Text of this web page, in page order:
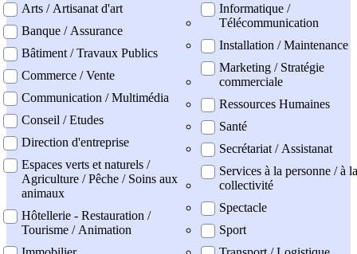
Arts / Artisanat d'art
Banque / Assurance
Bâtiment / Travaux Publics
Commerce / Vente
Communication / Multimédia
Conseil / Etudes
Direction d'entreprise
Espaces verts et naturels /
Agriculture / Pêche / Soins aux
animaux
Hôtellerie - Restauration /
Tourisme / Animation
Informatique /
Télécommunication
Installation / Maintenance
Marketing / Stratégie
commerciale
Ressources Humaines
Santé
Secrétariat / Assistanat
Services à la personne / à la
collectivité
Spectacle
Sport